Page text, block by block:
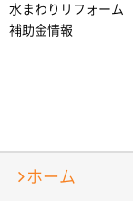
水まわりリフォーム
補助金情報
ホーム